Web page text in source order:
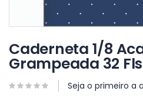
para
o
início
Galeria
Caderneta 1/8
Grampeada 32
Seja o primeiro a